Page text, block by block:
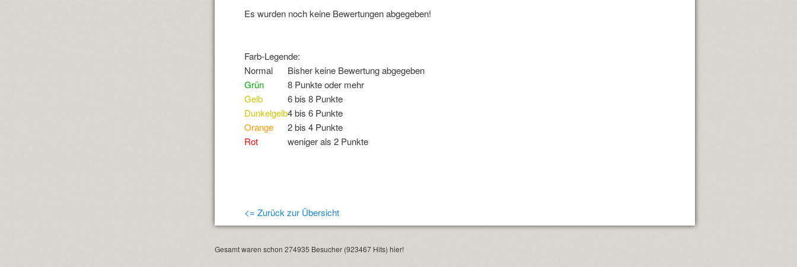
Es wurden noch keine Bewertungen abgegeben!
Farb-Legende:
Normal
Bisher keine Bewertung abgegeben
Grün
8 Punkte oder mehr
Gelb
6 bis 8 Punkte
Dunkelgelb4 bis 6 Punkte
Orange
2 bis 4 Punkte
Rot
weniger als 2 Punkte
<= Zurück zur Übersicht
Gesamt waren schon 274935 Besucher (923467 Hits) hier!